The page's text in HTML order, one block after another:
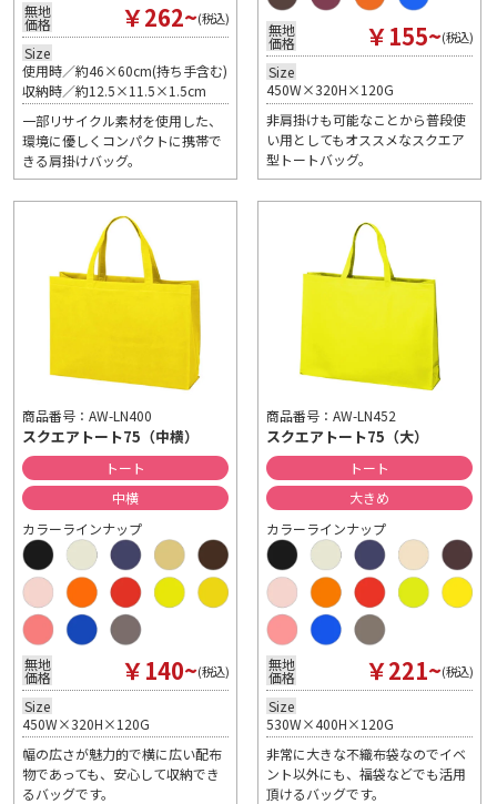
無地
価格 ￥262~(税込)
Size
使用時／約46×60cm(持ち手含む)
収納時／約12.5×11.5×1.5cm
一部リサイクル素材を使用した、
環境に優しくコンパクトに携帯で
きる肩掛けバッグ。
無地
価格 ￥155~(税込)
Size
450W×320H×120G
非肩掛けも可能なことから普段使
い用としてもオススメなスクエア
型トートバッグ。
商品番号：AW-LN400
スクエアトート75（中横）
トート
中横
カラーラインナップ
無地
価格 ￥140~(税込)
Size
450W×320H×120G
幅の広さが魅力的で横に広い配布
物であっても、安心して収納でき
るバッグです。
商品番号：AW-LN452
スクエアトート75（大）
トート
大きめ
カラーラインナップ
無地
価格 ￥221~(税込)
Size
530W×400H×120G
非常に大きな不織布袋なのでイベ
ント以外にも、福袋などでも活用
頂けるバッグです。